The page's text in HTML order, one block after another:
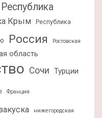
Республика
Крым Республика
Россия
Ростовская
область
Сочи Турции
Франция
нижегородская